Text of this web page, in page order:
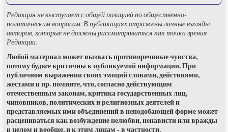
Редакция не выступает с общей позицией по общественно-
политическим вопросам. В публикациях отражены личные взгляды
авторов, которые не должны рассматриваться как точка зрения
Редакции.
Любой материал может вызвать противоречивые чувства,
потому будьте критичны к публикуемой информации. При
публичном выражении своих эмоций словами, действиями,
жестами и пр. помните, что, согласно действующим
отечественным законам, критика государственных лиц,
чиновников, политических и религиозных деятелей и
представляемых ими объединений в неподобающей форме может
расцениваться как возбуждение нелюбви, ненависти или вражды
в целом и вообще, и к этим лицам - в частности.